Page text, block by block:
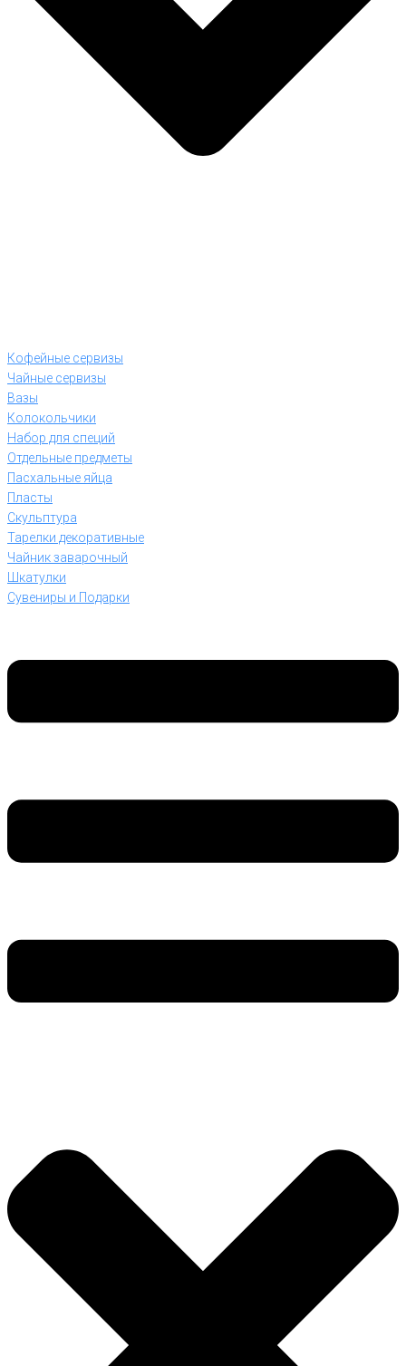
Кофейные сервизы
Чайные сервизы
Вазы
Колокольчики
Набор для специй
Отдельные предметы
Пасхальные яйца
Пласты
Скульптура
Тарелки декоративные
Чайник заварочный
Шкатулки
Сувениры и Подарки